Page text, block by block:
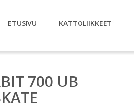
ETUSIVU KATTOLIIKKEET
700 UB